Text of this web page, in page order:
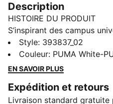
Description
HISTOIRE DU PRODUIT
S’inspirant des campus
années 90, la Puma Caven
d’inspiration universitaire
dans l’esthétique
offre un amorti supérieur
chaque étape de la journée.
Style: 393837_02
Couleur: PUMA White-
EN SAVOIR PLUS
Expédition et retours
Livraison standard gratuite